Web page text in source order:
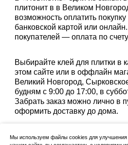
плитонит в в Великом
возможность оплатить
банковской картой или
покупателей — оплата по
Выбирайте клей для плитки в
этом сайте или в оффлайн
Великий Новгород,
будням с 9:00 до 17:00, в
Забрать заказ можно лично в
оформить доставку до дома.
Мы используем файлы cookies для улучшения